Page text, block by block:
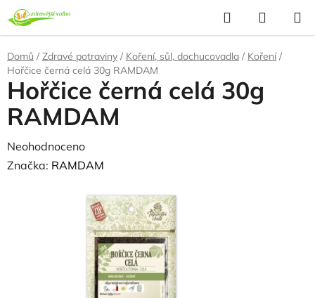
Přejít
na
obsah
Hledat
KOŠÍK
Domů / Zdravé potraviny / Koření, sůl, dochucovadla / Koření /
Hořčice černá celá 30g RAMDAM
Hořčice černá celá 30g
RAMDAM
Průměrné
hodnocení
Neohodnoceno
Značka: RAMDAM